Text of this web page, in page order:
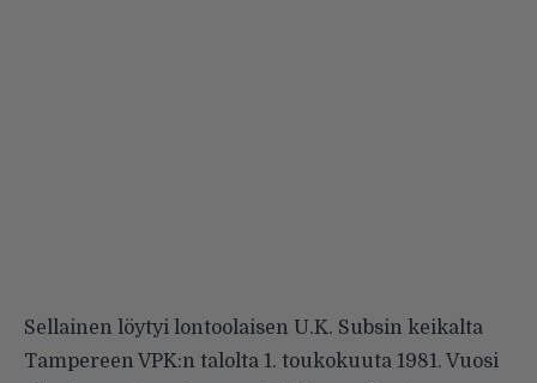
Sellainen löytyi lontoolaisen U.K. Subsin keikalta
Tampereen VPK:n talolta 1. toukokuuta 1981. Vuosi